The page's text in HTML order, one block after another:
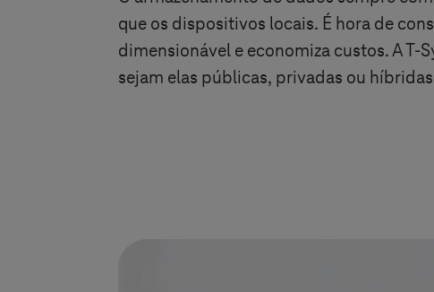
que os dispositivos locais. É hora de
dimensionável e economiza custos. AT-
sejam elas públicas, privadas ou